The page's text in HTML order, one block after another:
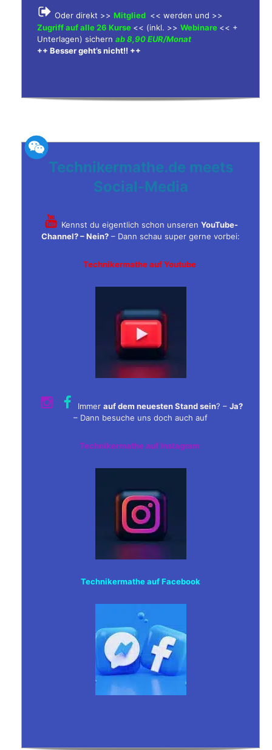
Oder direkt >> Mitglied << werden und >>
Zugriff auf alle 26 Kurse << (inkl. >> Webinare << +
Unterlagen) sichern ab 8,90 EUR/Monat
++ Besser geht’s nicht!! ++
Technikermathe.de meets
Social-Media
Kennst du eigentlich schon unseren YouTube-
Channel? – Nein? – Dann schau super gerne vorbei:
Technikermathe auf Youtube
Immer auf dem neuesten Stand sein? – Ja?
– Dann besuche uns doch auch auf
Technikermathe auf Instagram
Technikermathe auf Facebook